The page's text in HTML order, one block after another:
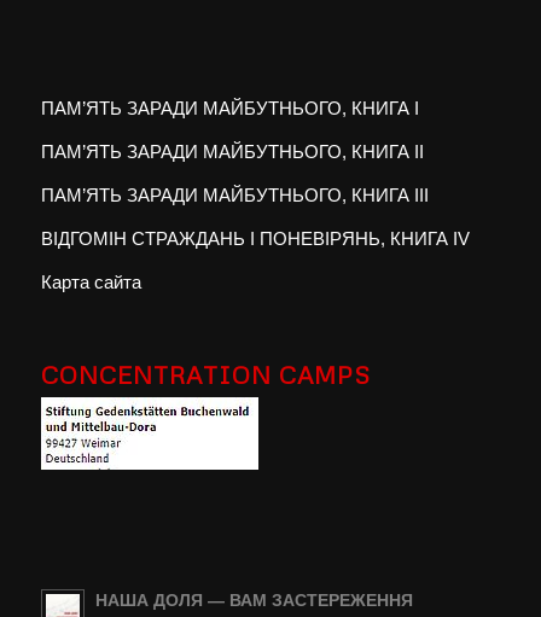
ПАМ’ЯТЬ ЗАРАДИ МАЙБУТНЬОГО, КНИГА I
ПАМ’ЯТЬ ЗАРАДИ МАЙБУТНЬОГО, КНИГА II
ПАМ’ЯТЬ ЗАРАДИ МАЙБУТНЬОГО, КНИГА III
ВІДГОМІН СТРАЖДАНЬ І ПОНЕВІРЯНЬ, КНИГА IV
Карта сайта
CONCENTRATION CAMPS
НАША ДОЛЯ — ВАМ ЗАСТЕРЕЖЕННЯ